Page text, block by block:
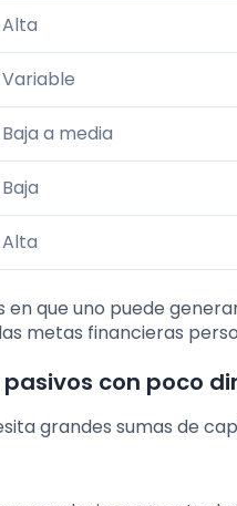
Alta
Variable
Baja a media
Baja
Alta
que uno puede
metas financieras
con poco
grandes sumas de